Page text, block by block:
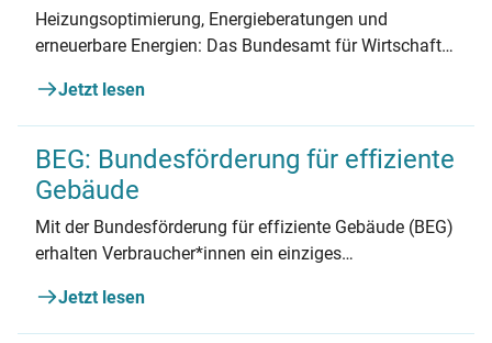
Heizungsoptimierung, Energieberatungen und
erneuerbare Energien: Das Bundesamt für Wirtschaft
Fördermittel bereit. Hier finden Sie einen Überblick
über die BAFA-Förderung.
Jetzt lesen
BEG: Bundesförderung für effiziente
Gebäude
Mit der Bundesförderung für effiziente Gebäude (BEG)
erhalten Verbraucher*innen ein einziges
am Haus. Wie hoch die Fördersätze sind und wo man
sie erhält, lesen Sie hier.
Jetzt lesen